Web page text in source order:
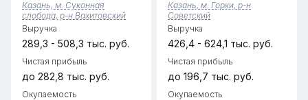
лидера, не требующий
дополнительных вложений
на старте.Основные пре...
Казань, м. Суконная
слобода, р-н Вахитовский
Выручка
289,3 - 508,3 тыс. руб.
Чистая прибыль
до 282,8 тыс. руб.
Окупаемость
помещение с большой
клиентской зоной и
вместительным складом....
Казань, м. Горки, р-н
Советский
Выручка
426,4 - 624,1 тыс. руб.
Чистая прибыль
до 196,7 тыс. руб.
Окупаемость